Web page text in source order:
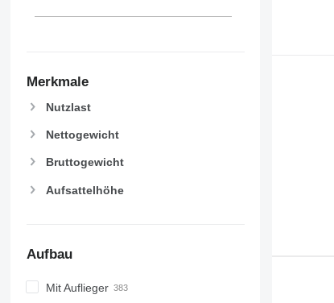
Merkmale
Nutzlast
Nettogewicht
Bruttogewicht
Aufsattelhöhe
Aufbau
Mit Auflieger